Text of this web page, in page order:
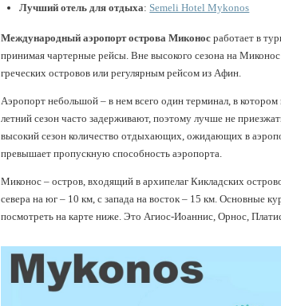
Лучший отель для отдыха: Semeli Hotel Mykonos
Международный аэропорт острова Миконосработает в
принимая чартерные рейсы. Вне высокого сезона на
греческих островов или регулярным рейсом из Афин.
Аэропорт небольшой – в нем всего один терминал, в
летний сезон часто задерживают, поэтому лучше не
высокий сезон количество отдыхающих, ожидающих в
превышает пропускную способность аэропорта.
Миконос – остров, входящий в архипелаг Кикладских
севера на юг – 10 км, с запада на восток – 15 км. Основные
посмотреть на карте ниже. Это Агиос-Иоаннис, Орнос,